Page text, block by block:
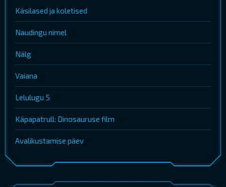
Käsilased ja koletised
Naudingu nimel
Nälg
Vaiana
Lelulugu 5
Käpapatrull: Dinosauruse film
Avalikustamise päev